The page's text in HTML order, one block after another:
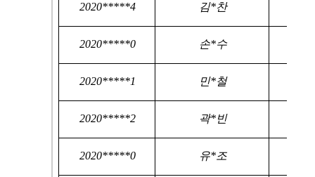
2020*****4 김*찬
2020*****0 손*수
2020*****1 민*철
2020*****2 곽*빈
2020*****0 유*조